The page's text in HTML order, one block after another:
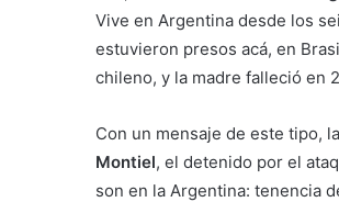
Vive en Argentina desde los
estuvieron presos acá, en
chileno, y la madre falleció en
Con un mensaje de este tipo,
Montiel, el detenido por el
son en la Argentina: tenencia